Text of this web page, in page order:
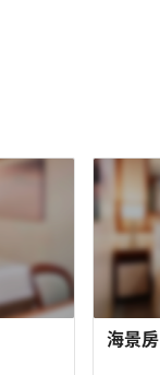
海景房